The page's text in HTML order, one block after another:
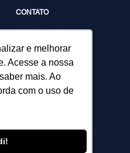
e melhorar
Acesse a nossa
mais. Ao
com o uso de
os direitos reservados
CONTATO
Fale Conosco
Política de Privacidade